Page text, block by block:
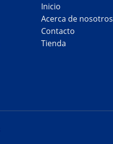
Inicio
Acerca de nosotros
Contacto
Tienda